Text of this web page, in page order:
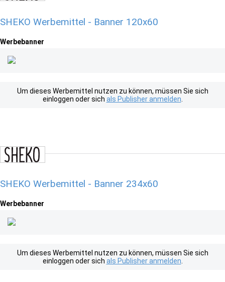
SHEKO Werbemittel - Banner 120x60
Werbebanner
Um dieses Werbemittel nutzen zu können, müssen Sie sich
einloggen oder sich als Publisher anmelden
SHEKO Werbemittel - Banner 234x60
Werbebanner
Um dieses Werbemittel nutzen zu können, müssen Sie sich
einloggen oder sich als Publisher anmelden